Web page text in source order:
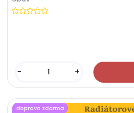
- +
doprava zdarma